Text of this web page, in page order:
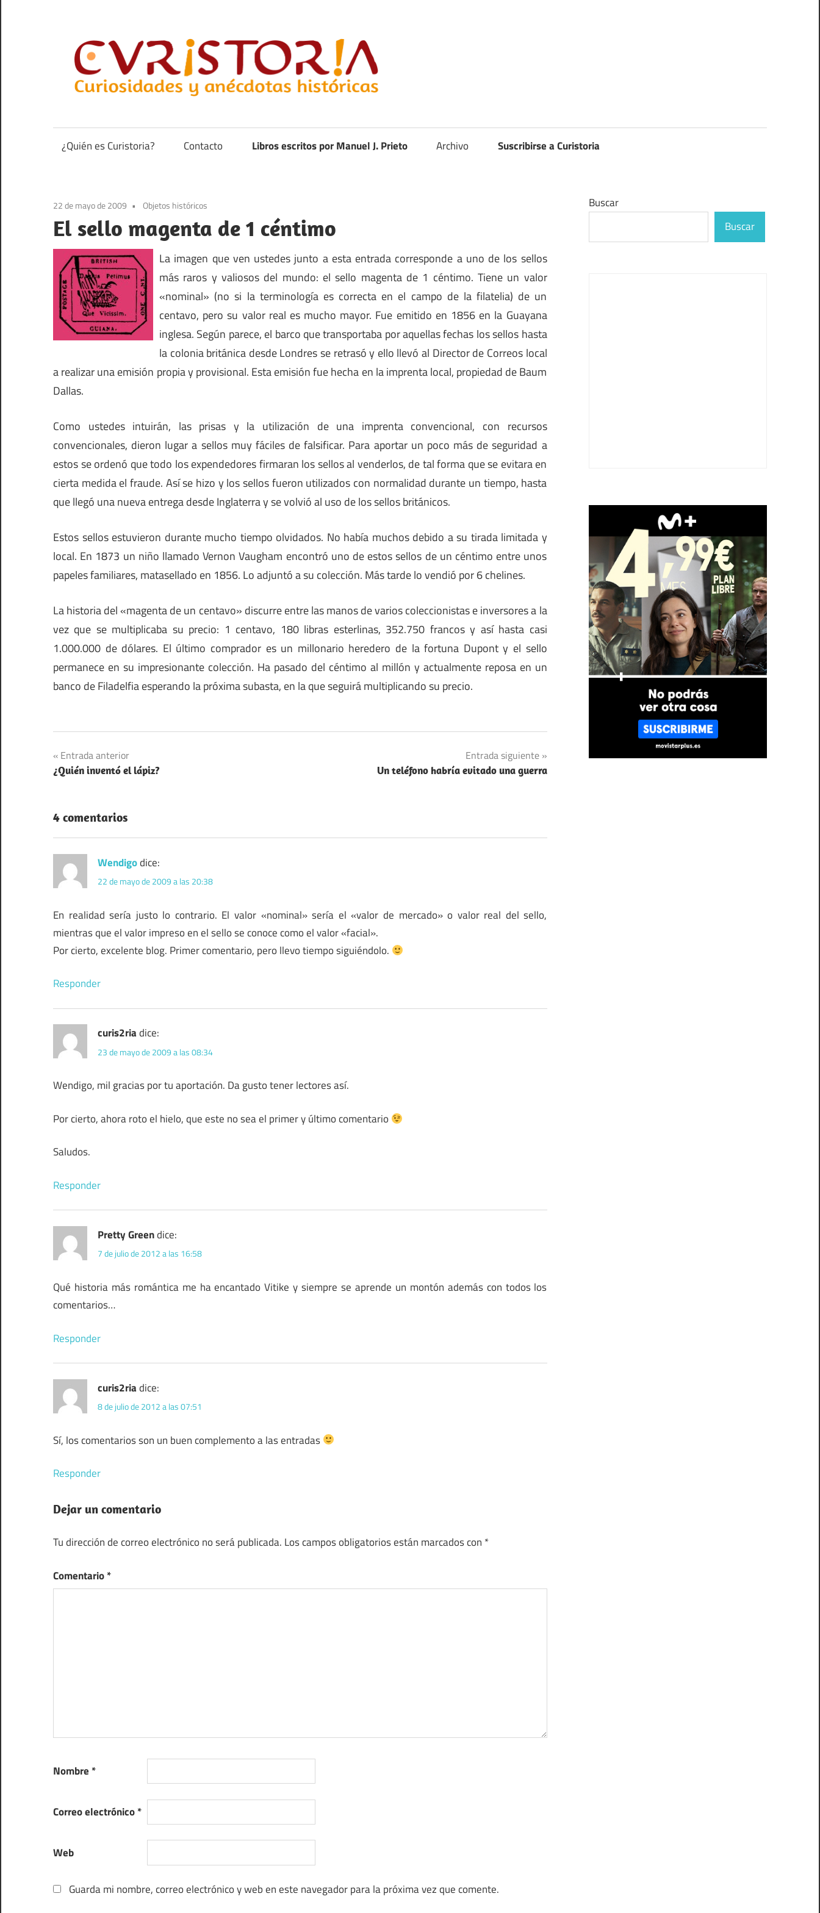
contenido
anécdotas
de
¿Quién es Curistoria? Contacto Libros escritos por Manuel J. Prieto Archivo Suscribirse a Curistoria
22 de mayo de 2009 Objetos históricos
El sello magenta de 1 céntimo
La imagen que ven ustedes junto a esta entrada corresponde a uno de los sellos
más raros y valiosos del mundo: el sello magenta de 1 céntimo. Tiene un valor
«nominal» (no si la terminología es correcta en el campo de la filatelia) de un
centavo, pero su valor real es mucho mayor. Fue emitido en 1856 en la Guayana
inglesa. Según parece, el barco que transportaba por aquellas fechas los sellos hasta
la colonia británica desde Londres se retrasó y ello llevó al Director de Correos local
a realizar una emisión propia y provisional. Esta emisión fue hecha en la imprenta local, propiedad de Baum
Dallas.
Como ustedes intuirán, las prisas y la utilización de una imprenta convencional, con recursos
convencionales, dieron lugar a sellos muy fáciles de falsificar. Para aportar un poco más de seguridad a
estos se ordenó que todo los expendedores firmaran los sellos al venderlos, de tal forma que se evitara en
cierta medida el fraude. Así se hizo y los sellos fueron utilizados con normalidad durante un tiempo, hasta
que llegó una nueva entrega desde Inglaterra y se volvió al uso de los sellos británicos.
Estos sellos estuvieron durante mucho tiempo olvidados. No había muchos debido a su tirada limitada y
local. En 1873 un niño llamado Vernon Vaugham encontró uno de estos sellos de un céntimo entre unos
papeles familiares, matasellado en 1856. Lo adjuntó a su colección. Más tarde lo vendió por 6 chelines.
La historia del «magenta de un centavo» discurre entre las manos de varios coleccionistas e inversores a la
vez que se multiplicaba su precio: 1 centavo, 180 libras esterlinas, 352.750 francos y así hasta casi
1.000.000 de dólares. El último comprador es un millonario heredero de la fortuna Dupont y el sello
permanece en su impresionante colección. Ha pasado del céntimo al millón y actualmente reposa en un
banco de Filadelfia esperando la próxima subasta, en la que seguirá multiplicando su precio.
Navegación
de
entradas
Entrada anterior
¿Quién inventó el lápiz?
Entrada siguiente
Un teléfono habría evitado una guerra
4 comentarios
Wendigodice:
22 de mayo de 2009 a las 20:38
En realidad sería justo lo contrario. El valor «nominal» sería el «valor de mercado» o valor real del sello,
mientras que el valor impreso en el sello se conoce como el valor «facial».
Por cierto, excelente blog. Primer comentario, pero llevo tiempo siguiéndolo.
Responder
curis2riadice:
23 de mayo de 2009 a las 08:34
Wendigo, mil gracias por tu aportación. Da gusto tener lectores así.
Por cierto, ahora roto el hielo, que este no sea el primer y último comentario
Saludos.
Responder
Pretty Greendice:
7 de julio de 2012 a las 16:58
Qué historia más romántica me ha encantado Vitike y siempre se aprende un montón además con todos los
comentarios…
Responder
curis2riadice:
8 de julio de 2012 a las 07:51
Sí, los comentarios son un buen complemento a las entradas
Responder
Dejar un comentario
Tu dirección de correo electrónico no será publicada. Los campos obligatorios están marcados con *
Comentario*
Nombre *
Correo electrónico*
Web
Guarda mi nombre, correo electrónico y web en este navegador para la próxima vez que comente.
Buscar
Buscar